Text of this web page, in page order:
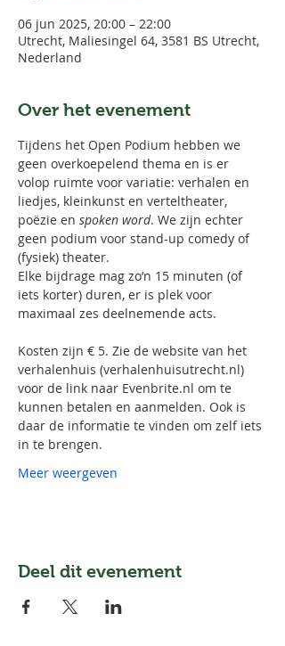
06 jun 2025, 20:00 – 22:00
Utrecht, Maliesingel 64, 3581 BS Utrecht,
Nederland
Over het evenement
Tijdens het Open Podium hebben we
geen overkoepelend thema en is er
volop ruimte voor variatie: verhalen en
liedjes, kleinkunst en verteltheater,
poëzie en spoken word. We zijn echter
geen podium voor stand-up comedy of
(fysiek) theater.
Elke bijdrage mag zo’n 15 minuten (of
iets korter) duren, er is plek voor
maximaal zes deelnemende acts.
Kosten zijn € 5. Zie de website van het
verhalenhuis (verhalenhuisutrecht.nl)
voor de link naar Evenbrite.nl om te
kunnen betalen en aanmelden. Ook is
daar de informatie te vinden om zelf iets
in te brengen.
Meer weergeven
Deel dit evenement